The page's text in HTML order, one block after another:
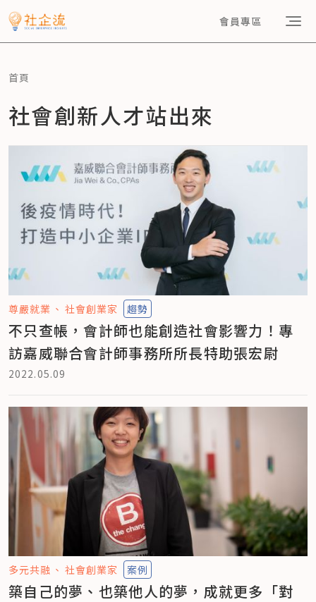
會員專區
首頁
社會創新人才站出來
尊嚴就業 社會創業家 趨勢
不只查帳，會計師也能創造社會影響力！專
訪嘉威聯合會計師事務所所長特助張宏尉
2022.05.09
多元共融 社會創業家 案例
築自己的夢、也築他人的夢，成就更多「對